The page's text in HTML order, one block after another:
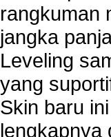
rangkuman
jangka
Leveling
yang
Skin baru
lengkapnya